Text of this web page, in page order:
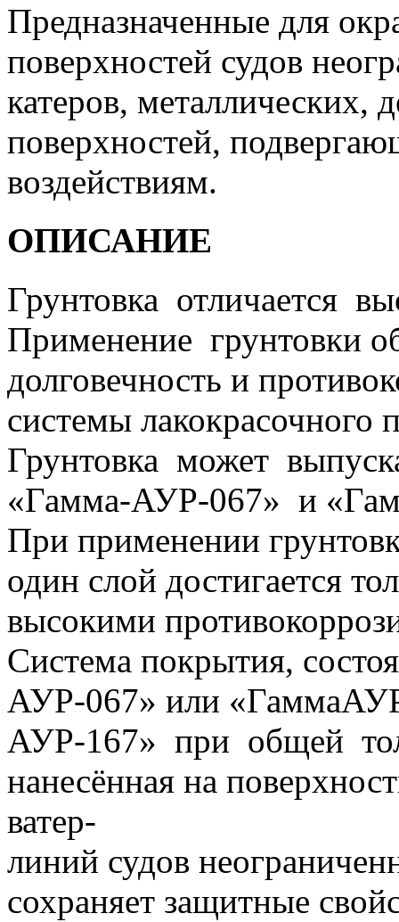
Предназначенные для
поверхностей судов
катеров, металлических,
поверхностей,
воздействиям.
ОПИСАНИЕ
Грунтовка отличается
Применение грунтовки
долговечность и
системы лакокрасочного
Грунтовка может
«Гамма-АУР-067» и
При применении
один слой достигается
высокими
Система покрытия,
АУР-067» или
АУР-167» при общей
нанесённая на
ватер-
линий судов
сохраняет защитные